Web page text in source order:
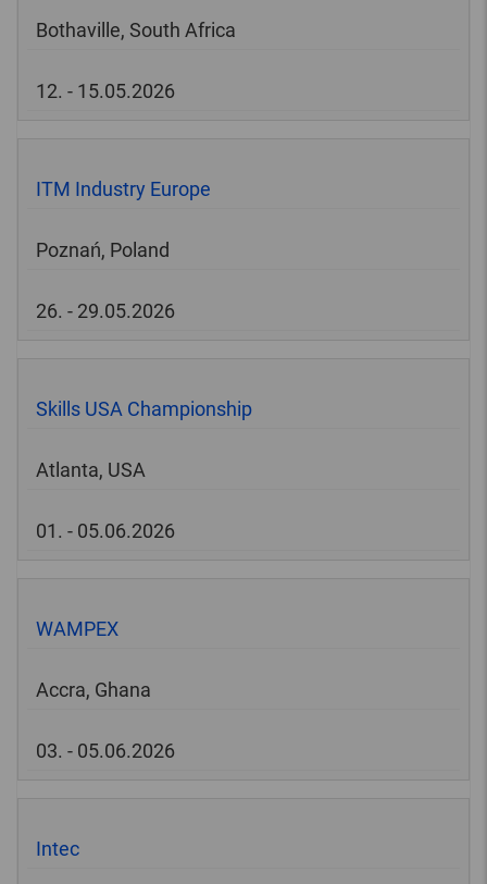
Bothaville, South Africa
12. - 15.05.2026
ITM Industry Europe
Poznań, Poland
26. - 29.05.2026
Skills USA Championship
Atlanta, USA
01. - 05.06.2026
WAMPEX
Accra, Ghana
03. - 05.06.2026
Intec